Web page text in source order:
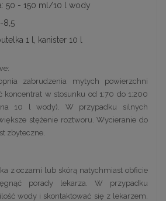
50 - 150 ml/10 l wody
8,5
1 l, kanister 10 l
zabrudzenia mytych powierzchni
koncentrat w stosunku od 1:70 do 1:200
10 l wody). W przypadku silnych
stężenie roztworu. Wycieranie do
zbyteczne.
z oczami lub skórą natychmiast obficie
porady lekarza. W przypadku
wody i skontaktować się z lekarzem.